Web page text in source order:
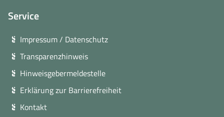
Service
Impressum / Datenschutz
Transparenzhinweis
Hinweisgebermeldestelle
Erklärung zur Barrierefreiheit
Kontakt